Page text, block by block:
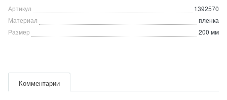
Артикул
1392570
Материал
пленка
Размер
200 мм
Комментарии